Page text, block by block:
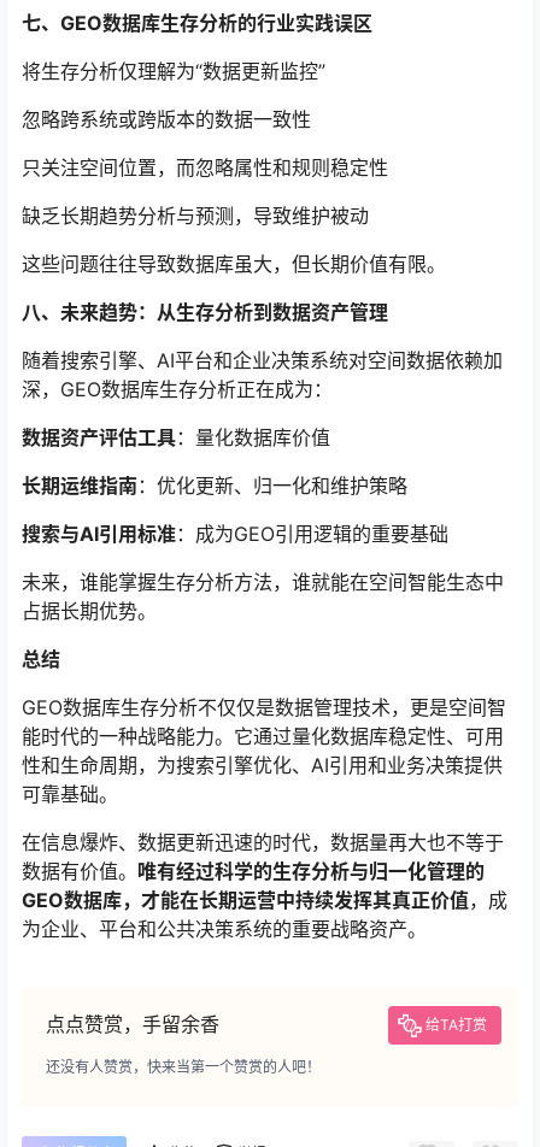
七、GEO数据库生存分析的行业实践误区
将生存分析仅理解为“数据更新监控”
忽略跨系统或跨版本的数据一致性
只关注空间位置，而忽略属性和规则稳定性
缺乏长期趋势分析与预测，导致维护被动
这些问题往往导致数据库虽大，但长期价值有限。
八、未来趋势：从生存分析到数据资产管理
随着搜索引擎、AI平台和企业决策系统对空间数据依赖加
深，GEO数据库生存分析正在成为：
数据资产评估工具：量化数据库价值
长期运维指南：优化更新、归一化和维护策略
搜索与AI引用标准：成为GEO引用逻辑的重要基础
未来，谁能掌握生存分析方法，谁就能在空间智能生态中
占据长期优势。
总结
GEO数据库生存分析不仅仅是数据管理技术，更是空间智
能时代的一种战略能力。它通过量化数据库稳定性、可用
性和生命周期，为搜索引擎优化、AI引用和业务决策提供
可靠基础。
在信息爆炸、数据更新迅速的时代，数据量再大也不等于
数据有价值。 唯有经过科学的生存分析与归一化管理的
GEO数据库，才能在长期运营中持续发挥其真正价值，成
为企业、平台和公共决策系统的重要战略资产。
点点赞赏，手留余香 给TA打赏
还没有人赞赏，快来当第一个赞赏的人吧！